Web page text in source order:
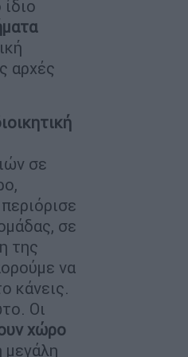
αρχές
σε
σε
της
να
κάνεις.
Οι
χώρο
μεγάλη